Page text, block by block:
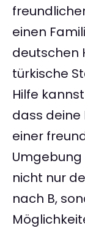
einen
deutschen
türkische
Hilfe
dass deine
einer
nicht nur
nach B,